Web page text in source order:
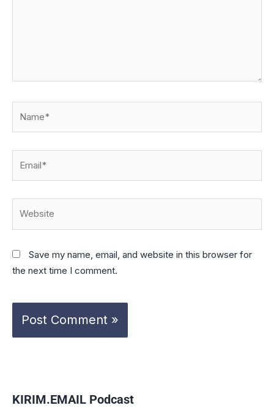
Save my name, email, and website in this browser for
the next time I comment.
KIRIM.EMAIL Podcast